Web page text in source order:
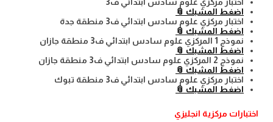
اضغط المشبك 📎
اختبار مركزي علوم سادس ابتدائي ف3 منطقة جدة
اضغط المشبك 📎
نموذج 1 المركزي علوم سادس ابتدائي ف3 منطقة جازان
اضغط المشبك 📎
نموذج 2 المركزي علوم سادس ابتدائي ف3 منطقة جازان
اضغط المشبك 📎
اختبار مركزي علوم سادس ابتدائي ف3 منطقة تبوك
اضغط المشبك 📎
اختبارات مركزية انجليزي